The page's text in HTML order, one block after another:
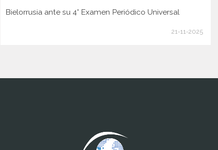
Bielorrusia ante su 4° Examen Periódico Universal
21-11-2025